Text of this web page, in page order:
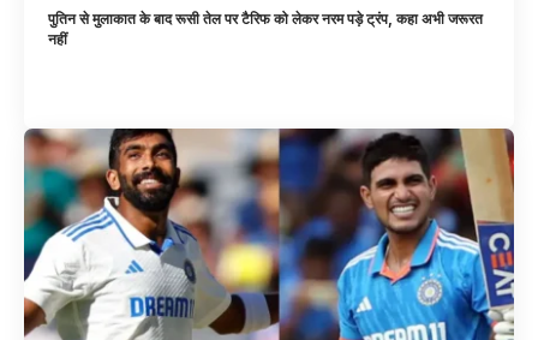
पुतिन से मुलाकात के बाद रूसी तेल पर टैरिफ को लेकर नरम पड़े ट्रंप, कहा अभी जरूरत
नहीं